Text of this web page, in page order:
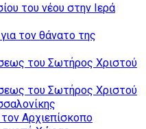
του νέου στην Ιερά
τον θάνατο της
του Σωτήρος Χριστού
του Σωτήρος Χριστού
Αρχιεπίσκοπο